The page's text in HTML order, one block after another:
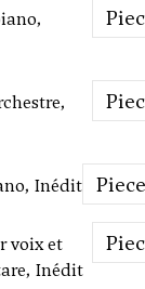
Inédit Piece
voix et
Inédit